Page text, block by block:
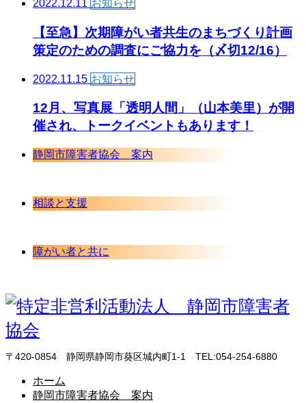
2022.12.11 お知らせ
【至急】次期障がい者共生のまちづくり計画
策定のための調査にご協力を（〆切12/16）
2022.11.15 お知らせ
12月、写真展「透明人間」（山本美里）が開
催され、トークイベントもあります！
静岡市障害者協会 案内
相談と支援
障がい者と共に
〒420-0854 静岡県静岡市葵区城内町1-1 TEL:054-254-6880
ホーム
静岡市障害者協会 案内